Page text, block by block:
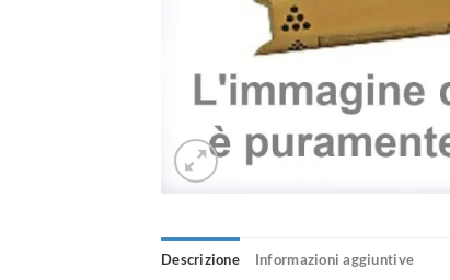
Descrizione Informazioni aggiuntive